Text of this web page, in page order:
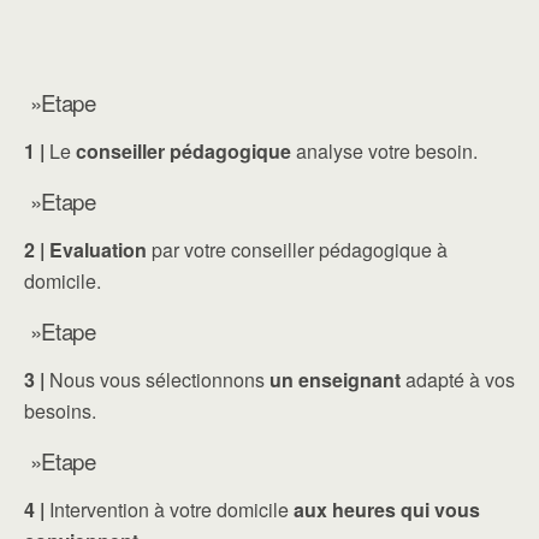
»Etape
1 | Leconseiller pédagogiqueanalyse votre besoin.
»Etape
2 | Evaluation par votre conseiller pédagogique à
domicile.
»Etape
3 | Nous vous sélectionnons un enseignantadapté à vos
besoins.
»Etape
4 | Intervention à votre domicileaux heures qui vous